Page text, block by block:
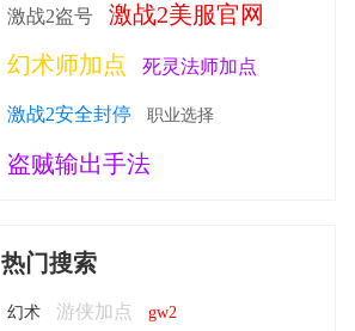
激战2盗号
激战2美服官网
幻术师加点
死灵法师加点
激战2安全封停 职业选择
盗贼输出手法
热门搜索
幻术 游侠加点 gw2